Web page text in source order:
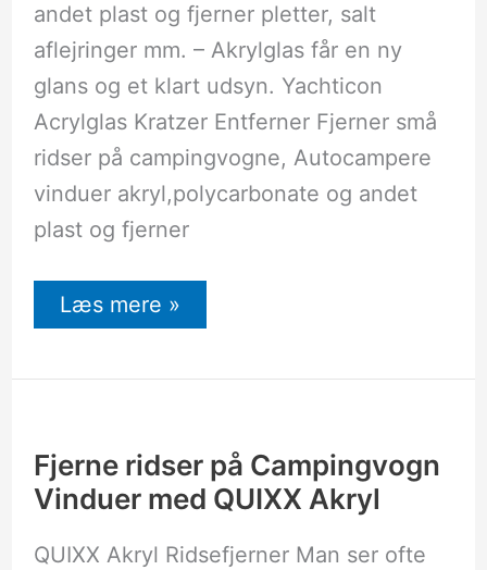
andet plast og fjerner pletter, salt
aflejringer mm. – Akrylglas får en ny
glans og et klart udsyn. Yachticon
Acrylglas Kratzer Entferner Fjerner små
ridser på campingvogne, Autocampere
vinduer akryl,polycarbonate og andet
plast og fjerner
Læs mere »
Fjerne ridser på Campingvogn
Vinduer med QUIXX Akryl
QUIXX Akryl Ridsefjerner Man ser ofte
Campingvogn
Vinduer
med
Akryl